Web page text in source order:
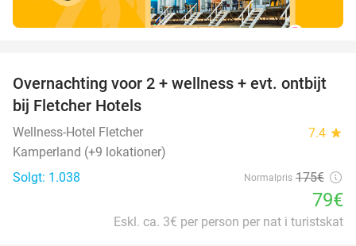
55%
Overnachting voor 2 + wellness + evt. ontbijt
bij Fletcher Hotels
Wellness-Hotel Fletcher 7.4 star
Kamperland (+9 lokationer)
Solgt: 1.038
Normalpris 175€
79€
Eskl. ca. 3€ per person per nat i turistskat